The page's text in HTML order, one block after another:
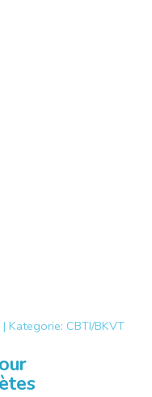
Kategorie: CBTI/BKVT